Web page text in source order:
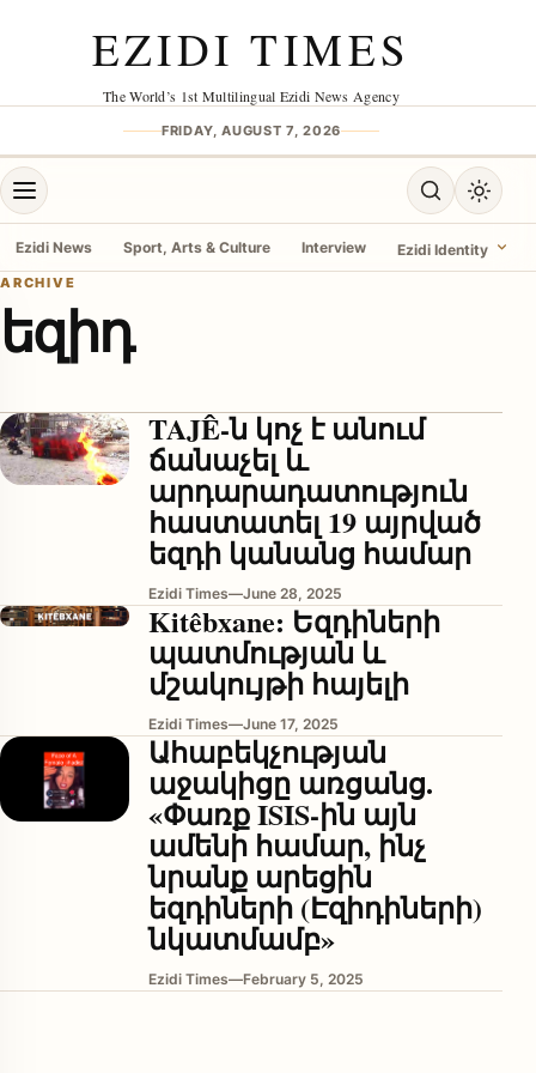
EZIDI TIMES
The World’s 1st Multilingual Ezidi News Agency
FRIDAY, AUGUST 7, 2026
Open menu Open search
Toggle
Ezidi News Sport, Arts & Culture Interview Ezidi Identity
ARCHIVE
եզիդ
TAJÊ-ն կոչ է անում
ճանաչել և
արդարադատություն
հաստատել 19 այրված
եզդի կանանց համար
Ezidi Times—June 28, 2025
Kitêbxane: Եզդիների
պատմության և
մշակույթի հայելի
Ezidi Times—June 17, 2025
Ահաբեկչության
աջակիցը առցանց.
«Փառք ISIS-ին այն
ամենի համար, ինչ
նրանք արեցին
եզդիների (Էզիդիների)
նկատմամբ»
Ezidi Times—February 5, 2025